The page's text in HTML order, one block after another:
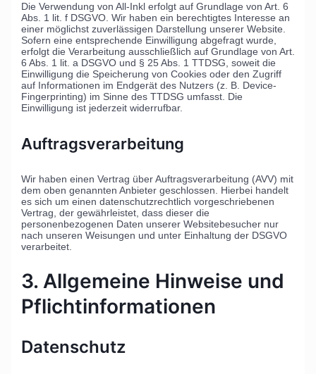
Die Verwendung von All-Inkl erfolgt auf Grundlage von Art. 6
Abs. 1 lit. f DSGVO. Wir haben ein berechtigtes Interesse an
einer möglichst zuverlässigen Darstellung unserer Website.
Sofern eine entsprechende Einwilligung abgefragt wurde,
erfolgt die Verarbeitung ausschließlich auf Grundlage von Art.
6 Abs. 1 lit. a DSGVO und § 25 Abs. 1 TTDSG, soweit die
Einwilligung die Speicherung von Cookies oder den Zugriff
auf Informationen im Endgerät des Nutzers (z. B. Device-
Fingerprinting) im Sinne des TTDSG umfasst. Die
Einwilligung ist jederzeit widerrufbar.
Auftragsverarbeitung
Wir haben einen Vertrag über Auftragsverarbeitung (AVV) mit
dem oben genannten Anbieter geschlossen. Hierbei handelt
es sich um einen datenschutzrechtlich vorgeschriebenen
Vertrag, der gewährleistet, dass dieser die
personenbezogenen Daten unserer Websitebesucher nur
nach unseren Weisungen und unter Einhaltung der DSGVO
verarbeitet.
3. Allgemeine Hinweise und
Pflicht­informationen
Datenschutz